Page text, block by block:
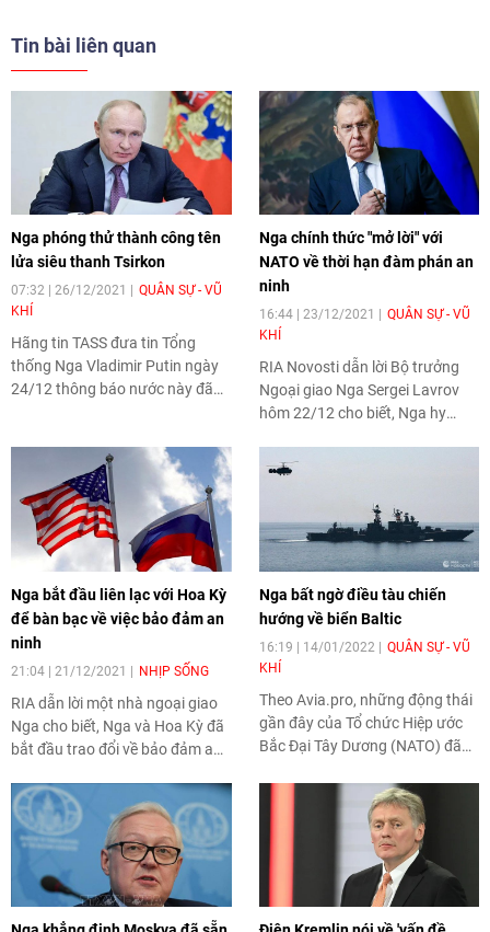
Tin bài liên quan
Nga phóng thử thành công tên
lửa siêu thanh Tsirkon
07:32 | 26/12/2021
QUÂN SỰ - VŨ
KHÍ
Hãng tin TASS đưa tin Tổng
thống Nga Vladimir Putin ngày
24/12 thông báo nước này đã
Nga chính thức "mở lời" với
NATO về thời hạn đàm phán an
ninh
16:44 | 23/12/2021
QUÂN SỰ - VŨ
KHÍ
RIA Novosti dẫn lời Bộ trưởng
Ngoại giao Nga Sergei Lavrov
hôm 22/12 cho biết, Nga hy
song phương với NATO và Hoa
Kỳ sẽ diễn vào tháng 1/2022,
trong đó đề cập đến vấn đề đảm
bảo an ninh.
Nga bắt đầu liên lạc với Hoa Kỳ
để bàn bạc về việc bảo đảm an
ninh
21:04 | 21/12/2021 NHỊP SỐNG
RIA dẫn lời một nhà ngoại giao
Nga cho biết, Nga và Hoa Kỳ đã
bắt đầu trao đổi về bảo đảm an
có khả năng hai bên sẽ đạt được
sự hiểu biết lẫn nhau.
Nga bất ngờ điều tàu chiến
hướng về biển Baltic
16:19 | 14/01/2022
QUÂN SỰ - VŨ
KHÍ
Theo Avia.pro, những động thái
gần đây của Tổ chức Hiệp ước
Bắc Đại Tây Dương (NATO) đã
phản ứng gay gắt, do đó, một
nhóm tàu chiến đã tiến về Biển
Baltic và khu vực Kaliningrad.